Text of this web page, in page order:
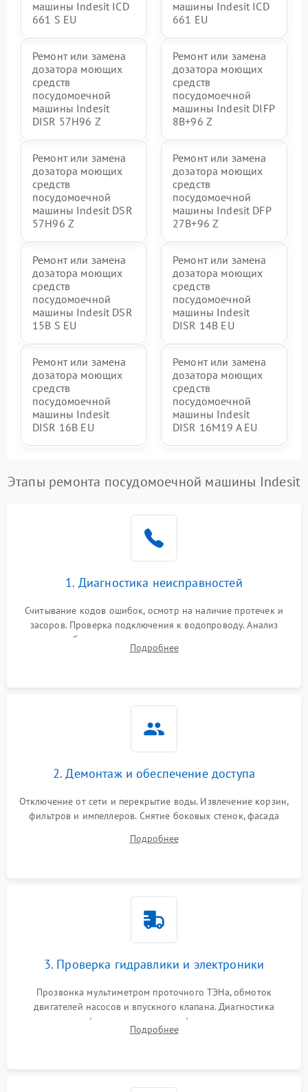
машины Indesit ICD
661 S EU
машины Indesit ICD
661 EU
Ремонт или замена
дозатора моющих
средств
посудомоечной
машины Indesit
DISR 57H96 Z
Ремонт или замена
дозатора моющих
средств
посудомоечной
машины Indesit DIFP
8B+96 Z
Ремонт или замена
дозатора моющих
средств
посудомоечной
машины Indesit DSR
57H96 Z
Ремонт или замена
дозатора моющих
средств
посудомоечной
машины Indesit DFP
27B+96 Z
Ремонт или замена
дозатора моющих
средств
посудомоечной
машины Indesit DSR
15B S EU
Ремонт или замена
дозатора моющих
средств
посудомоечной
машины Indesit
DISR 14B EU
Ремонт или замена
дозатора моющих
средств
посудомоечной
машины Indesit
DISR 16B EU
Ремонт или замена
дозатора моющих
средств
посудомоечной
машины Indesit
DISR 16M19 A EU
Этапы ремонта посудомоечной машины Indesit
1. Диагностика неисправностей
Считывание кодов ошибок, осмотр на наличие протечек и
засоров. Проверка подключения к водопроводу. Анализ
жалоб на отсутствие слива, нагрева, вращения
разбрызгивателей или срабатывание системы защиты
Подробнее
2. Демонтаж и обеспечение доступа
Отключение от сети и перекрытие воды. Извлечение корзин,
фильтров и импеллеров. Снятие боковых стенок, фасада
циркуляционному насосу, ТЭНу и сливной помпе.
Подробнее
3. Проверка гидравлики и электроники
Прозвонка мультиметром проточного ТЭНа, обмоток
двигателей насосов и впускного клапана. Диагностика
прессостата (датчика уровня воды), датчика мутности,
концевика дверцы и электронного модуля управления.
Подробнее